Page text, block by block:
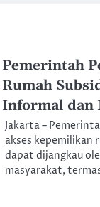
Pemerintah
Rumah
Informal dan
Jakarta –
akses kepemilikan
dapat dijangkau
masyarakat,